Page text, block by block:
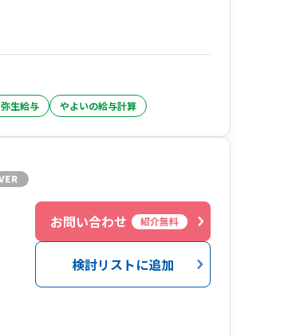
弥生給与 やよいの給与計算
お問い合わせ 紹介無料
検討リストに追加